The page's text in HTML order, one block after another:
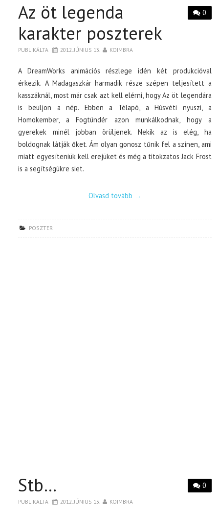
PÓLÓ RENDELÉS
0
Az öt legenda
karakter poszterek
PUBLIKÁLTA 2012. JÚNIUS 13. KOIMBRA
A DreamWorks animációs részlege idén két produkcióval
érkezik. A Madagaszkár harmadik része szépen teljesített a
kasszáknál, most már csak azt kell elérni, hogy Az öt legendára
is beüljön a nép. Ebben a Télapó, a Húsvéti nyuszi, a
Homokember, a Fogtündér azon munkálkodnak, hogy a
gyerekek minél jobban örüljenek. Nekik az is elég, ha
boldognak látják őket. Ám olyan gonosz tűnik fel a színen, ami
miatt egyesíteniük kell erejüket és még a titokzatos Jack Frost
is a segítségükre siet.
Olvasd tovább →
POSZTER
0
Stb…
PUBLIKÁLTA 2012. JÚNIUS 13. KOIMBRA